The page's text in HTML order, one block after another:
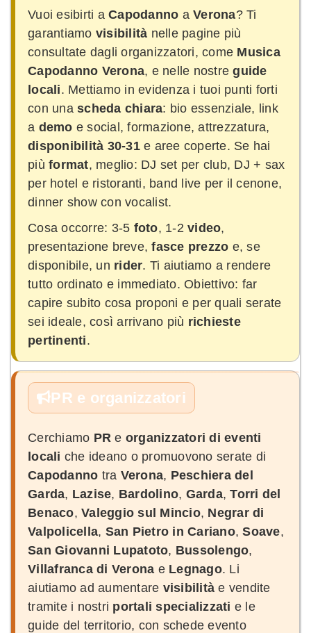
Vuoi esibirti a Capodanno a Verona? Ti
garantiamo visibilità nelle pagine più
consultate dagli organizzatori, come Musica
Capodanno Verona, e nelle nostreguide
locali. Mettiamo in evidenza i tuoi punti forti
con una scheda chiara: bio essenziale, link
a demo e social, formazione, attrezzatura,
disponibilità 30-31e aree coperte. Se hai
più format, meglio: DJ set per club, DJ + sax
per hotel e ristoranti, band live per il cenone,
dinner show con vocalist.
Cosa occorre: 3-5 foto, 1-2 video,
presentazione breve,fasce prezzo e, se
disponibile, un rider. Ti aiutiamo a rendere
tutto ordinato e immediato. Obiettivo: far
capire subito cosa proponi e per quali serate
sei ideale, così arrivano più richieste
pertinenti.
PR e organizzatori
Cerchiamo PR e organizzatori di eventi
locali che ideano o promuovono serate di
Capodanno tra Verona, Peschiera del
Garda, Lazise, Bardolino, Garda,Torri del
Benaco, Valeggio sul Mincio, Negrar di
Valpolicella, San Pietro in Cariano,Soave,
San Giovanni Lupatoto, Bussolengo,
Villafranca di Verona e Legnago. Li
aiutiamo ad aumentare visibilità e vendite
tramite i nostri portali specializzati e le
guide del territorio, con schede evento